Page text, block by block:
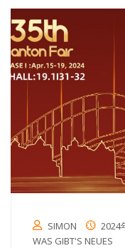
SIMON 2024
WAS GIBT'S NEUES